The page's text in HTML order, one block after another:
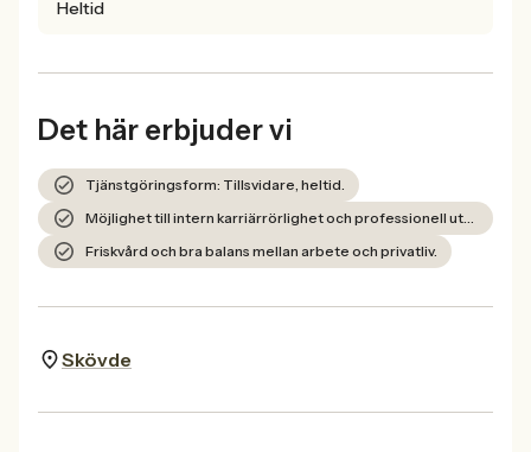
Heltid
Det här erbjuder vi
Tjänstgöringsform: Tillsvidare, heltid.
Möjlighet till intern karriärrörlighet och professionell utveckling.
Friskvård och bra balans mellan arbete och privatliv.
Skövde